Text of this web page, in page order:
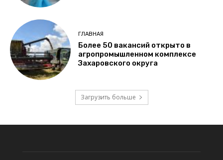
ГЛАВНАЯ
Более 50 вакансий открыто в
агропромышленном комплексе
Захаровского округа
Загрузить больше